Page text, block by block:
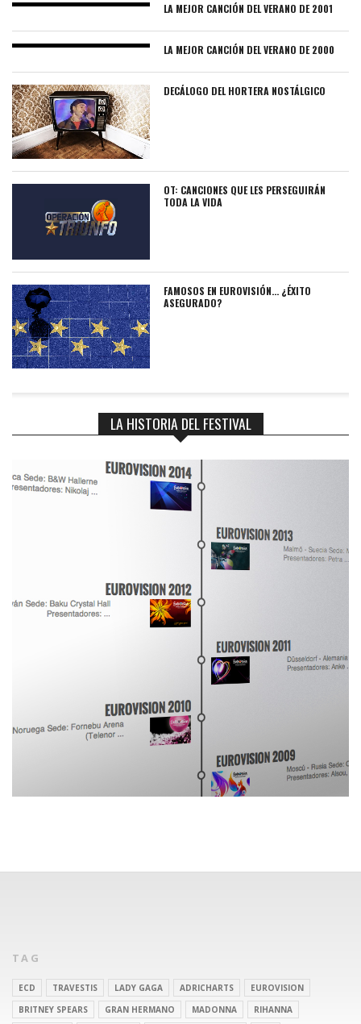
LA MEJOR CANCIÓN DEL VERANO DE 2001
LA MEJOR CANCIÓN DEL VERANO DE 2000
DECÁLOGO DEL HORTERA NOSTÁLGICO
OT: CANCIONES QUE LES PERSEGUIRÁN
TODA LA VIDA
FAMOSOS EN EUROVISIÓN… ¿ÉXITO
ASEGURADO?
LA HISTORIA DEL FESTIVAL
TAG
ECD TRAVESTIS LADY GAGA ADRICHARTS
EUROVISION
BRITNEY SPEARS
GRAN HERMANO MADONNA
RIHANNA